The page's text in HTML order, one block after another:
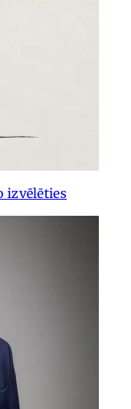
izvēlēties